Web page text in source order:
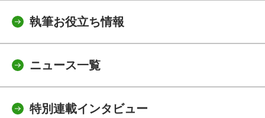
執筆お役立ち情報
ニュース一覧
特別連載インタビュー